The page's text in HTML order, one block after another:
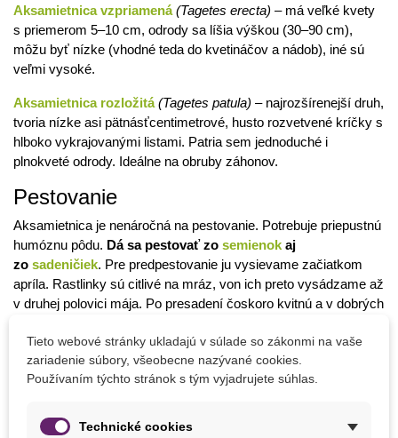
Aksamietnica vzpriamená (Tagetes erecta) – má veľké kvety
s priemerom 5–10 cm, odrody sa líšia výškou (30–90 cm),
môžu byť nízke (vhodné teda do kvetináčov a nádob), iné sú
veľmi vysoké.
Aksamietnica rozložitá (Tagetes patula) – najrozšírenejší druh,
tvoria nízke asi pätnásťcentimetrové, husto rozvetvené kríčky s
hlboko vykrajovanými listami. Patria sem jednoduché i
plnokveté odrody. Ideálne na obruby záhonov.
Pestovanie
Aksamietnica je nenáročná na pestovanie. Potrebuje priepustnú
humóznu pôdu. Dá sa pestovať zo semienok aj
zo sadeničiek. Pre predpestovanie ju vysievame začiatkom
apríla. Rastlinky sú citlivé na mráz, von ich preto vysádzame až
v druhej polovici mája. Po presadení čoskoro kvitnú a v dobrých
priamo na záhon, budeme ich musieť pretrhávaťa pokvitnú
o niečo neskôr.Prežijú aj nepravidelnú zálievku. Na jeseň si
môžeme zozbierať semienka z odkvitajúcich aksamietnic na
Tieto webové stránky ukladajú v súlade so zákonmi na vaše
zariadenie súbory, všeobecne nazývané cookies.
Používaním týchto stránok s tým vyjadrujete súhlas.
Technické cookies